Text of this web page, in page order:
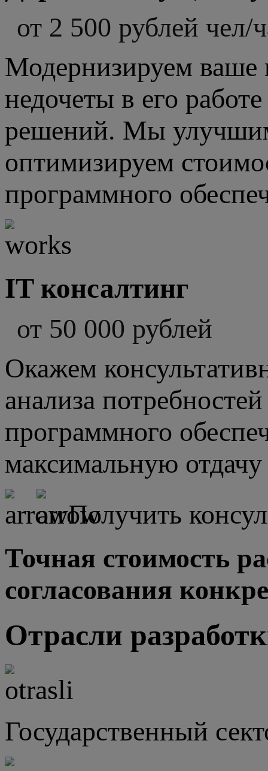
от 2 500 рублей чел/
Модернизируем ваше
недочеты в его
решений. Мы
оптимизируем
программного
IT консалтинг
от 50 000 рублей
Окажем
анализа
программного
максимальную отдачу
Получить
Точная стоимость
согласования
Отрасли
Государственный